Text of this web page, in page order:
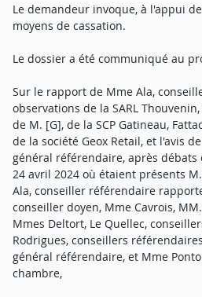
Le demandeur invoque, à l'appui
moyens de cassation.
Le dossier a été communiqué au
Sur le rapport de Mme Ala,
observations de la SARL
de M. [G], de la SCP Gatineau,
de la société Geox Retail, et l'avis
général référendaire, après
24 avril 2024 où étaient présents
Ala, conseiller référendaire
conseiller doyen, Mme Cavrois,
Mmes Deltort, Le Quellec,
Rodrigues, conseillers
général référendaire, et Mme
chambre,